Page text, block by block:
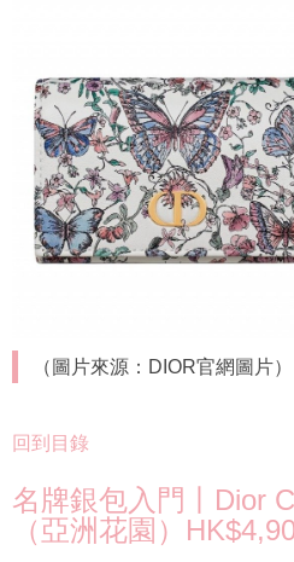
（圖片來源：DIOR官網圖片）
回到目錄
名牌銀包入門丨Dior
（亞洲花園）